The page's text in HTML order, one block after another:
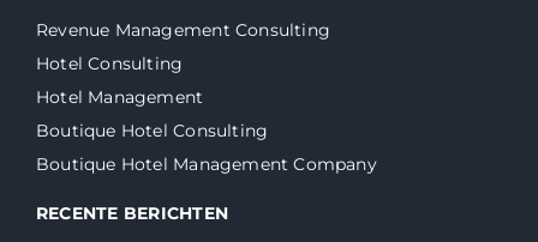
Revenue Management Consulting
Hotel Consulting
Hotel Management
Boutique Hotel Consulting
Boutique Hotel Management Company
RECENTE BERICHTEN